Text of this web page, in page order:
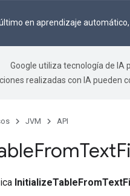
en aprendizaje
Google utiliza tecnología de IA
realizadas con IA pueden
JVM API
FromText